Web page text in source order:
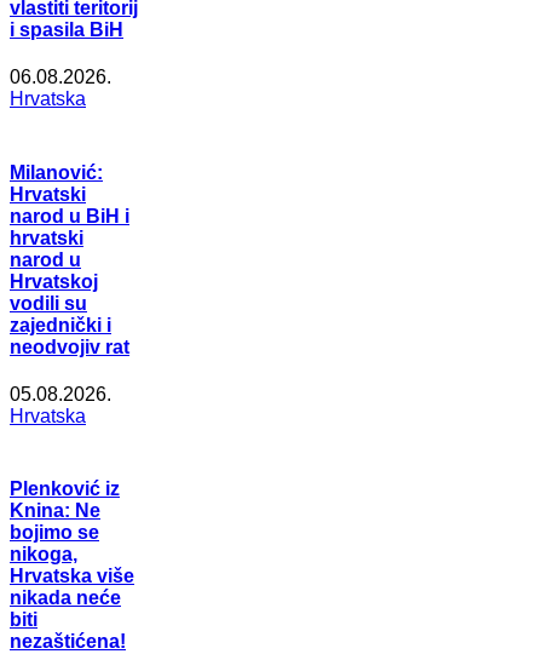
vlastiti teritorij
i spasila BiH
06.08.2026.
Hrvatska
Milanović:
Hrvatski
narod u BiH i
hrvatski
narod u
Hrvatskoj
vodili su
zajednički i
neodvojiv rat
05.08.2026.
Hrvatska
Plenković iz
Knina: Ne
bojimo se
nikoga,
Hrvatska više
nikada neće
biti
nezaštićena!